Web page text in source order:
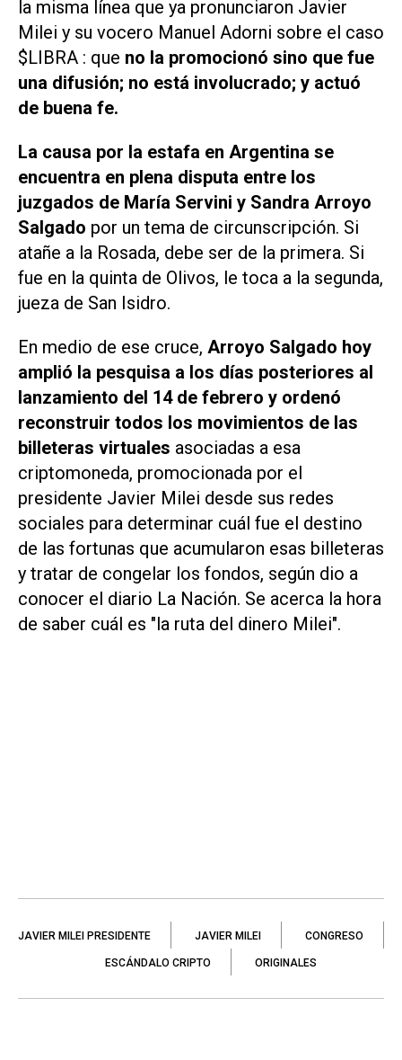
la misma línea que ya pronunciaron Javier
Milei y su vocero Manuel Adorni sobre el caso
$LIBRA : que no la promocionó sino que fue
una difusión; no está involucrado; y actuó
de buena fe.
La causa por la estafa en Argentina se
encuentra en plena disputa entre los
juzgados de María Servini y Sandra Arroyo
Salgado por un tema de circunscripción. Si
atañe a la Rosada, debe ser de la primera. Si
fue en la quinta de Olivos, le toca a la segunda,
jueza de San Isidro.
En medio de ese cruce, Arroyo Salgado hoy
amplió la pesquisa a los días posteriores al
lanzamiento del 14 de febrero y ordenó
reconstruir todos los movimientos de las
billeteras virtuales asociadas a esa
criptomoneda, promocionada por el
presidente Javier Milei desde sus redes
sociales para determinar cuál fue el destino
de las fortunas que acumularon esas billeteras
y tratar de congelar los fondos, según dio a
conocer el diario La Nación. Se acerca la hora
de saber cuál es "la ruta del dinero Milei".
JAVIER MILEI PRESIDENTE JAVIER MILEI CONGRESO
ESCÁNDALO CRIPTO ORIGINALES